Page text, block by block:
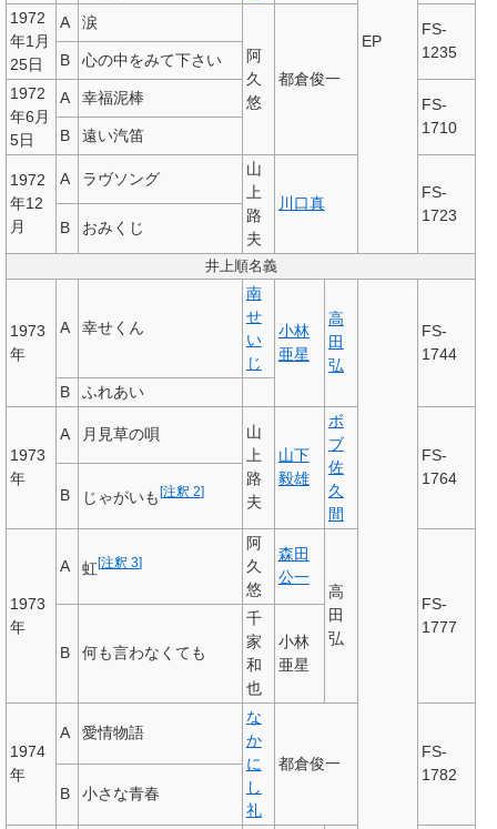
EP
1972
年1月
25日
A
涙
阿
久
悠
都倉俊一
FS-
1235
B
心の中をみて下さい
1972
年6月
5日
A 幸福泥棒
FS-
1710
B 遠い汽笛
1972
年12
月
A ラヴソング
山
上
路
夫
川口真
FS-
1723
B おみくじ
井上順名義
1973
年
A 幸せくん
南
せ
い
じ
小林
亜星
高
田
弘
FS-
1744
B ふれあい
1973
年
A 月見草の唄
山
上
路
夫
山下
毅雄
ボ
ブ
佐
久
間
FS-
1764
B
じゃがいも [注釈 2]
1973
年
A 虹[注釈 3]
阿
久
悠
森田
公一
高
田
弘
FS-
1777
B
何も言わなくても
千
家
和
也
小林
亜星
1974
年
A 愛情物語
な
か
に
し
礼
都倉俊一
FS-
1782
B
小さな青春